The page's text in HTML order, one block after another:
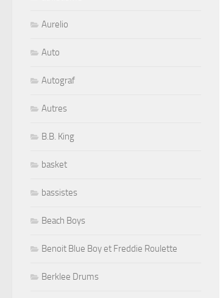
Aurelio
Auto
Autograf
Autres
B.B. King
basket
bassistes
Beach Boys
Benoit Blue Boy et Freddie Roulette
Berklee Drums